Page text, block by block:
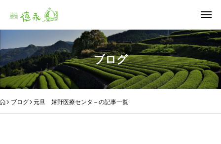
ブログ
ブログ 元旦 嬉野医療センタ－の記事一覧